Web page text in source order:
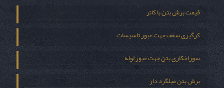
قیمت برش بتن با کاتر
کرگیری سقف جهت عبور تاسیسات
سوراخکاری بتن جهت عبور لوله
برش بتن میلگرد دار